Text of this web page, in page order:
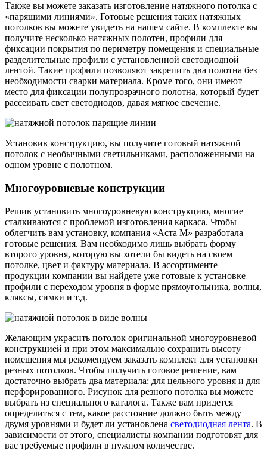
Также вы можете заказать изготовление натяжного потолка с
«парящими линиями». Готовые решения таких натяжных
потолков вы можете увидеть на нашем сайте. В комплекте вы
получите несколько натяжных полотен, профили для
фиксации покрытия по периметру помещения и специальные
разделительные профили с установленной светодиодной
лентой. Такие профили позволяют закрепить два полотна без
необходимости сварки материала. Кроме того, они имеют
место для фиксации полупрозрачного полотна, который будет
рассеивать свет светодиодов, давая мягкое свечение.
Установив конструкцию, вы получите готовый натяжной
потолок с необычными светильниками, расположенными на
одном уровне с полотном.
Многоуровневые конструкции
Решив установить многоуровневую конструкцию, многие
сталкиваются с проблемой изготовления каркаса. Чтобы
облегчить вам установку, компания «Аста М» разработала
готовые решения. Вам необходимо лишь выбрать форму
второго уровня, которую вы хотели бы видеть на своем
потолке, цвет и фактуру материала. В ассортименте
продукции компании вы найдете уже готовые к установке
профили с переходом уровня в форме прямоугольника, волны,
кляксы, симки и т.д.
Желающим украсить потолок оригинальной многоуровневой
конструкцией и при этом максимально сохранить высоту
помещения мы рекомендуем заказать комплект для установки
резных потолков. Чтобы получить готовое решение, вам
достаточно выбрать два материала: для цельного уровня и для
перфорированного. Рисунок для резного потолка вы можете
выбрать из специального каталога. Также вам придется
определиться с тем, какое расстояние должно быть между
двумя уровнями и будет ли установлена светодиодная лента. В
зависимости от этого, специалисты компании подготовят для
вас требуемые профили в нужном количестве.